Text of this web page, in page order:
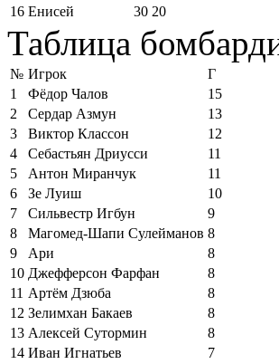
16 Енисей 30 20
Таблица
№ Игрок
Г
1
Фёдор Чалов
15
2
Сердар Азмун
13
3
Виктор Классон
12
4
Себастьян Дриусси
11
5
Антон Миранчук
11
6
Зе Луиш
10
7
Сильвестр Игбун
9
8
Магомед-Шапи Сулейманов 8
9
Ари
8
10 Джефферсон Фарфан
8
11 Артём Дзюба
8
12 Зелимхан Бакаев
8
13 Алексей Сутормин
8
14 Иван Игнатьев
7